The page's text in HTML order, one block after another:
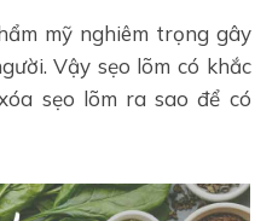
mỹ nghiêm trọng gây
Vậy sẹo lõm có khắc
sẹo lõm ra sao để có